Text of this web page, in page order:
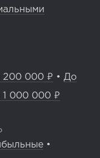
200 000 ₽ • До
1 000 000 ₽
•